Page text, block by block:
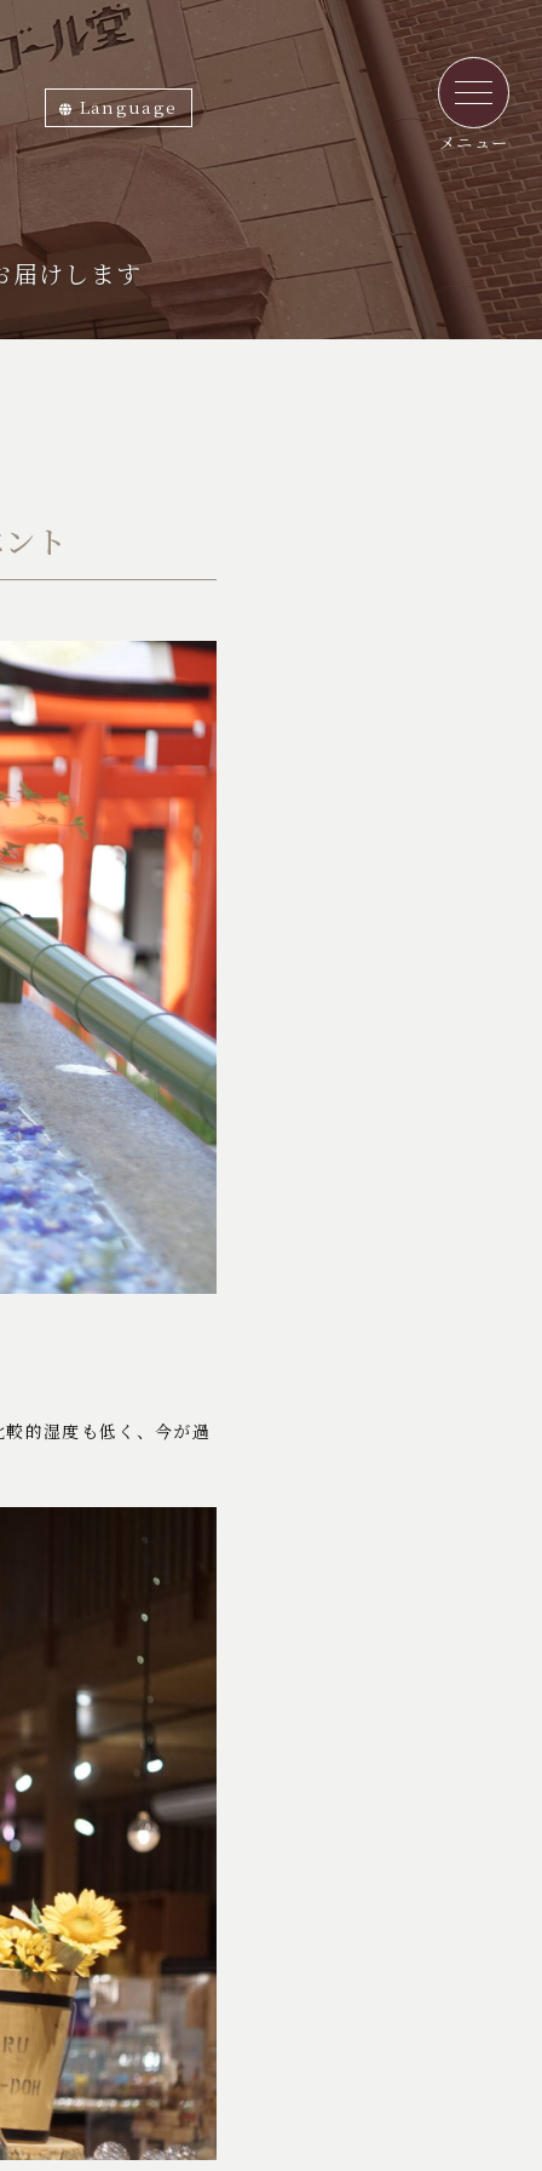
Language
English
한국어
中文繁体
中文簡体
ภาษาไทย
日本語 メニュー
届けします
ト
的湿度も低く、今が過